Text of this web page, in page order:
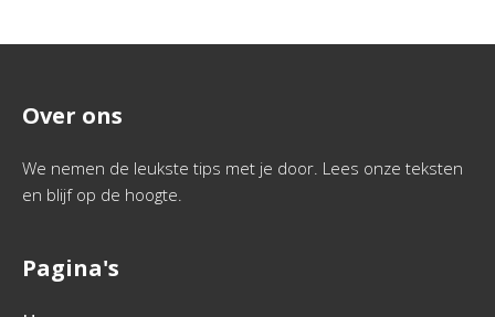
Over ons
We nemen de leukste tips met je door. Lees onze teksten
en blijf op de hoogte.
Pagina's